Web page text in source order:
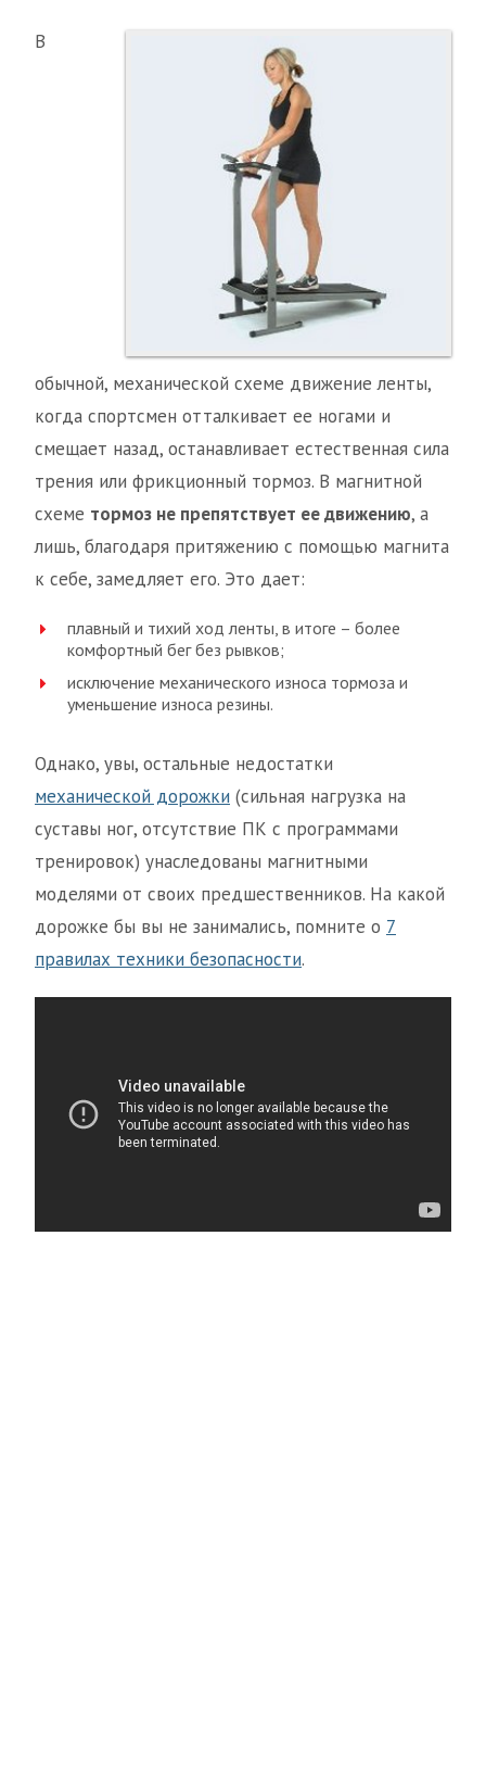
В
обычной, механической схеме движение ленты,
когда спортсмен отталкивает ее ногами и
смещает назад, останавливает естественная сила
трения или фрикционный тормоз. В магнитной
схеме тормоз не препятствует ее движению, а
лишь, благодаря притяжению с помощью магнита
к себе, замедляет его. Это дает:
плавный и тихий ход ленты, в итоге – более
комфортный бег без рывков;
исключение механического износа тормоза и
уменьшение износа резины.
Однако, увы, остальные недостатки
механической дорожки (сильная нагрузка на
суставы ног, отсутствие ПК с программами
тренировок) унаследованы магнитными
моделями от своих предшественников. На какой
дорожке бы вы не занимались, помните о 7
правилах техники безопасности.